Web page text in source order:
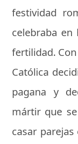
festividad
celebraba
fertilidad.
Católica
pagana y
mártir que
casar